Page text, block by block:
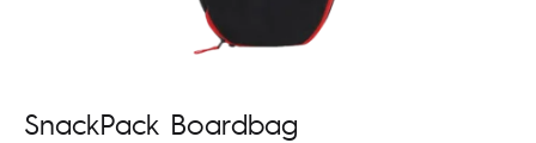
SnackPack Boardbag